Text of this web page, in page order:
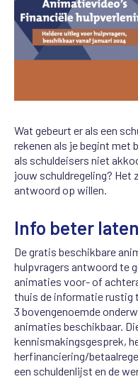
Wat gebeurt er als een
rekenen als je begint met
als schuldeisers niet
jouw schuldregeling? Het
antwoord op willen.
Info beter
De gratis beschikbare
hulpvragers antwoord te
animaties voor- of
thuis de informatie rustig
3 bovengenoemde
animaties beschikbaar.
kennismakingsgesprek,
herfinanciering/
een schuldenlijst en de